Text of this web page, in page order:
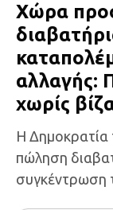
Χώρα
αλλαγής:
χωρίς
Η
πώληση
συγκέντρωση